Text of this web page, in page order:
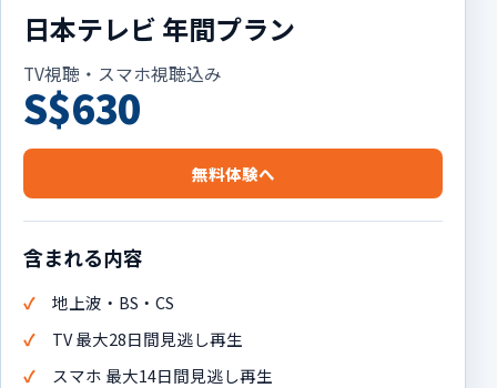
日本テレビ 年間プラン
TV視聴・スマホ視聴込み
S$630
無料体験へ
含まれる内容
地上波・BS・CS
TV 最大28日間見逃し再生
スマホ 最大14日間見逃し再生